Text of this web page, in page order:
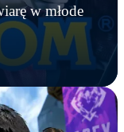
w młode